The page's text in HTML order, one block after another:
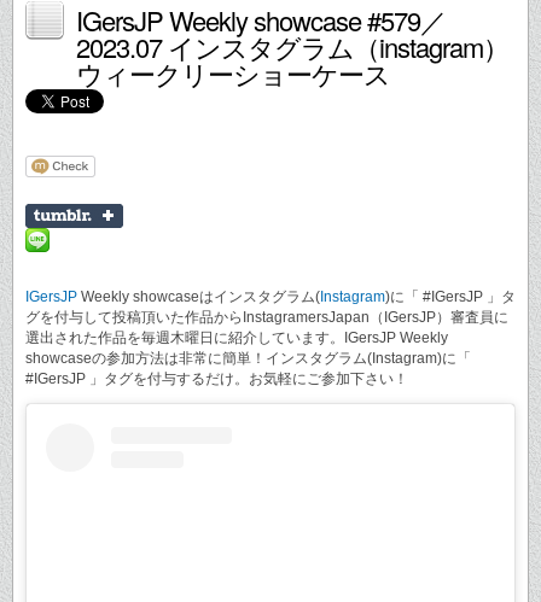
IGersJP Weekly showcase #579／
2023.07 インスタグラム（instagram）
ウィークリーショーケース
IGersJP Weekly showcaseはインスタグラム( Instagram)に「 #IGersJP 」タ
グを付与して投稿頂いた作品からInstagramersJapan（IGersJP）審査員に
選出された作品を毎週木曜日に紹介しています。IGersJP Weekly
showcaseの参加方法は非常に簡単！インスタグラム(Instagram)に「
#IGersJP 」タグを付与するだけ。お気軽にご参加下さい！